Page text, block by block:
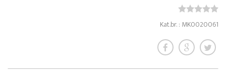
Kat.br. : MK0020061